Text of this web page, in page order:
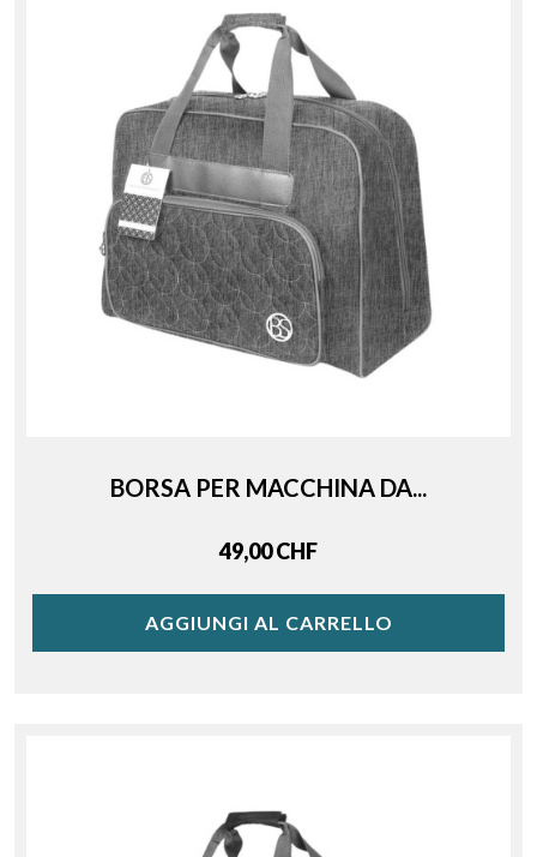
BORSA PER MACCHINA DA...
Price
49,00 CHF
AGGIUNGI AL CARRELLO